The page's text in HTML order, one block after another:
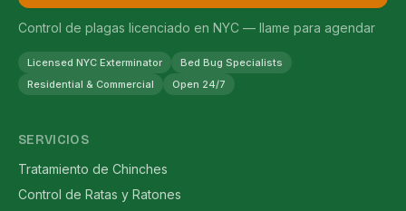
Control de plagas licenciado en NYC — llame para agendar
Licensed NYC Exterminator
Bed Bug Specialists
Residential & Commercial
Open 24/7
SERVICIOS
Tratamiento de Chinches
Control de Ratas y Ratones